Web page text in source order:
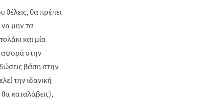
θέλεις, θα πρέπει
να μην τα
και μία
αφορά στην
βάση στην
την ιδανική
καταλάβεις),